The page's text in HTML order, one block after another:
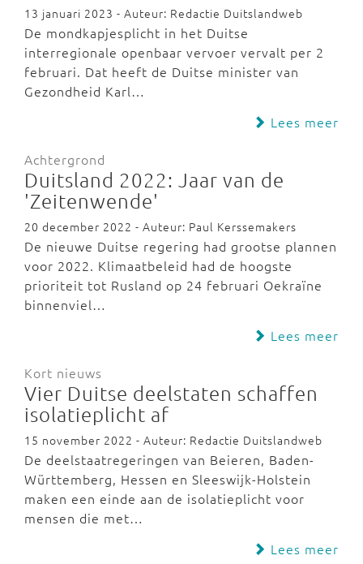
13 januari 2023 - Auteur: Redactie Duitslandweb
De mondkapjesplicht in het Duitse
interregionale openbaar vervoer vervalt per 2
februari. Dat heeft de Duitse minister van
Gezondheid Karl…
Lees meer
Achtergrond
Duitsland 2022: Jaar van de
'Zeitenwende'
20 december 2022 - Auteur: Paul Kerssemakers
De nieuwe Duitse regering had grootse plannen
voor 2022. Klimaatbeleid had de hoogste
prioriteit tot Rusland op 24 februari Oekraïne
binnenviel…
Lees meer
Kort nieuws
Vier Duitse deelstaten schaffen
isolatieplicht af
15 november 2022 - Auteur: Redactie Duitslandweb
De deelstaatregeringen van Beieren, Baden-
Württemberg, Hessen en Sleeswijk-Holstein
maken een einde aan de isolatieplicht voor
mensen die met…
Lees meer